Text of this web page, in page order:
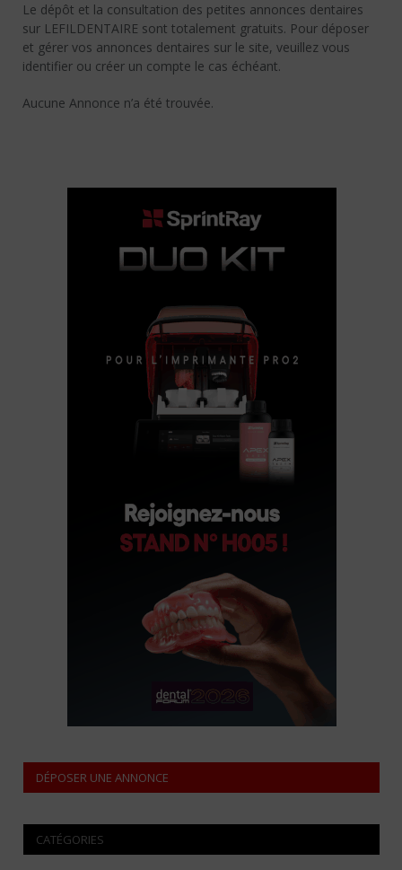
Le dépôt et la consultation des petites annonces dentaires
sur LEFILDENTAIRE sont totalement gratuits. Pour déposer
et gérer vos annonces dentaires sur le site, veuillez vous
identifier ou créer un compte le cas échéant.
Aucune Annonce n’a été trouvée.
DÉPOSER UNE ANNONCE
CATÉGORIES